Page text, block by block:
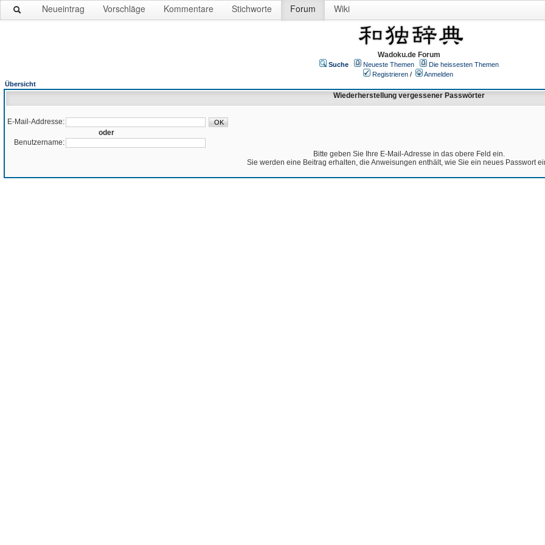
Neueintrag Vorschläge Kommentare Stichworte Forum Wiki
Wadoku.de Forum
Suche Neueste Themen
Die heissesten Themen
Registrieren /
Anmelden
Übersicht
Wiederherstellung vergessener Passwörter
E-Mail-Addresse:
oder
Benutzername:
Bitte geben Sie Ihre E-Mail-Adresse in das obere Feld ein.
Sie werden eine Beitrag erhalten, die Anweisungen enthält, wie Sie ein neues Passwort